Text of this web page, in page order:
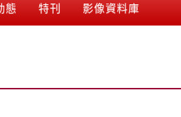
態 特刊 影像資料庫